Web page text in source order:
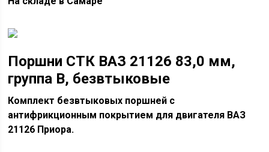
Поршни СТК ВАЗ 21126 83,0 мм,
группа В, безвтыковые
Комплект безвтыковых поршней с
антифрикционным покрытием для двигателя ВАЗ
21126 Приора.